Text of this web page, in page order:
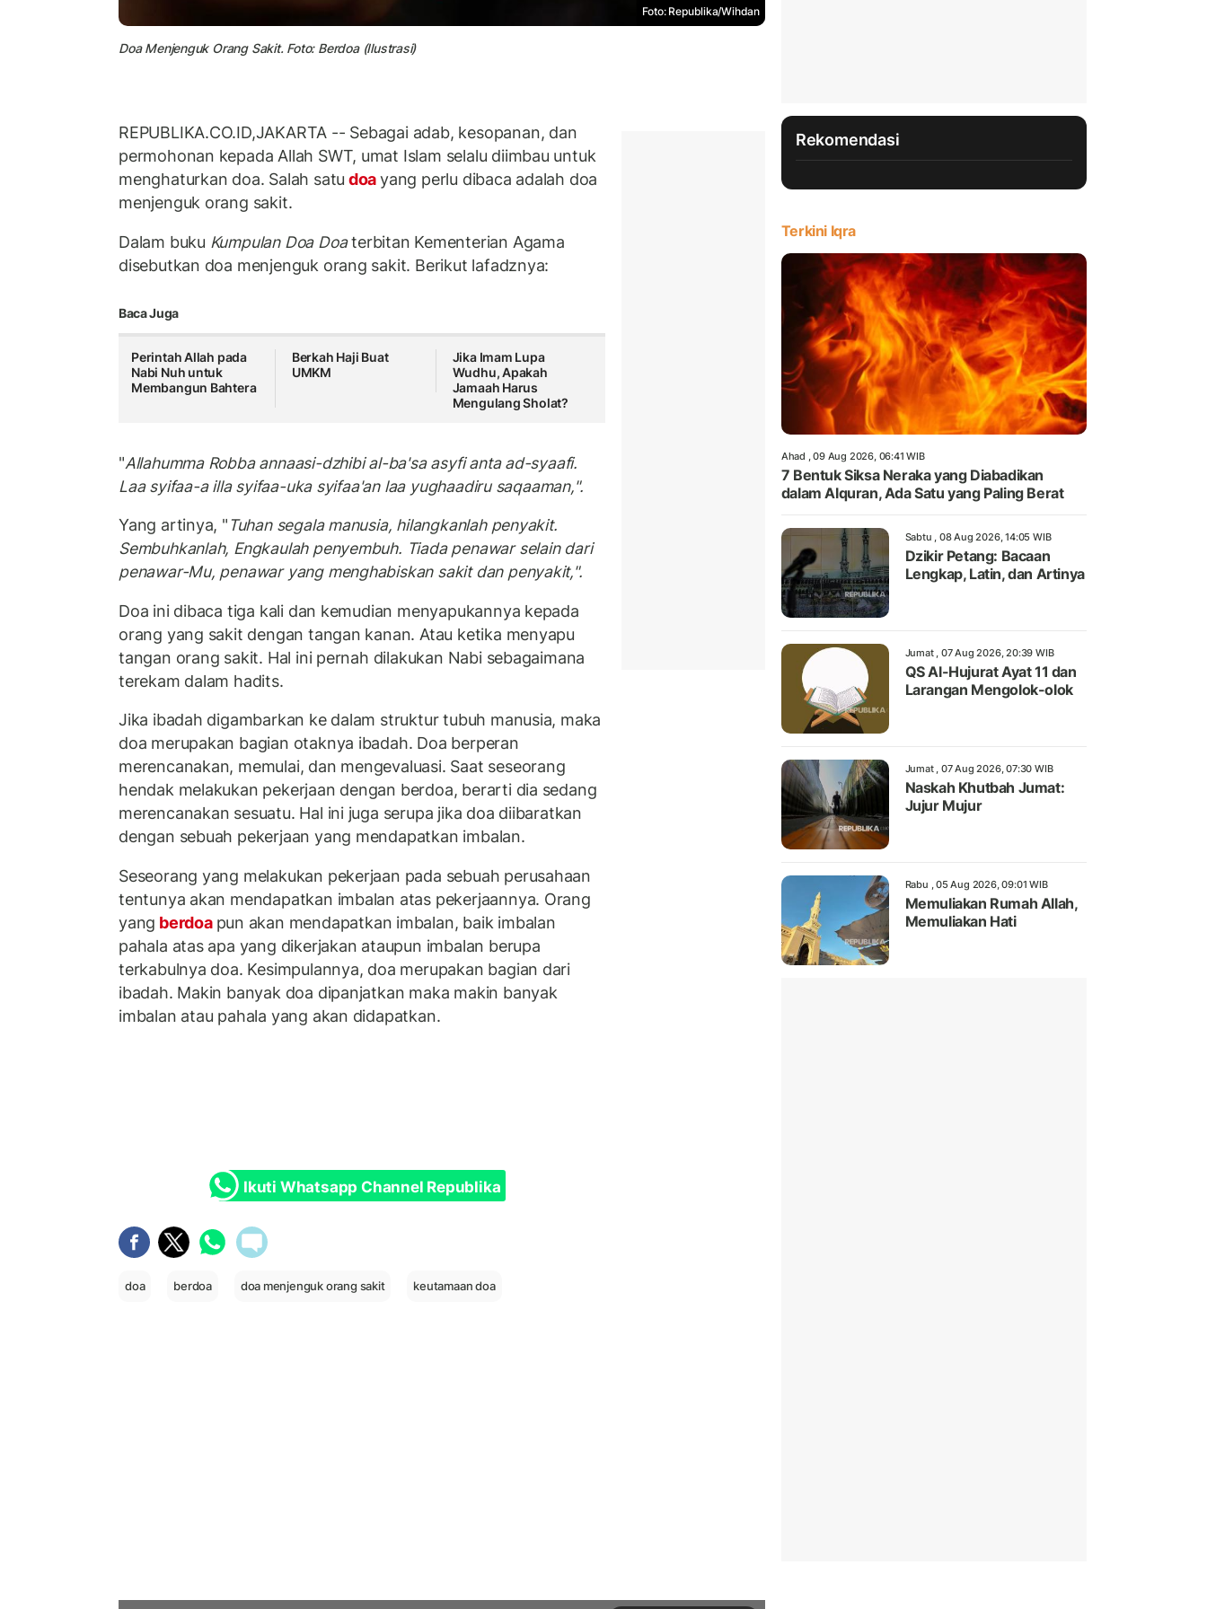
Foto: Republika/Wihdan
Doa Menjenguk Orang Sakit. Foto: Berdoa (Ilustrasi)
REPUBLIKA.CO.ID,JAKARTA -- Sebagai adab, kesopanan, dan
permohonan kepada Allah SWT, umat Islam selalu diimbau untuk
menghaturkan doa. Salah satu doayang perlu dibaca adalah doa
menjenguk orang sakit.
Dalam buku Kumpulan Doa Doaterbitan Kementerian Agama
disebutkan doa menjenguk orang sakit. Berikut lafadznya:
Baca Juga
Perintah Allah pada
Nabi Nuh untuk
Membangun Bahtera
Berkah Haji Buat
UMKM
Jika Imam Lupa
Wudhu, Apakah
Jamaah Harus
Mengulang Sholat?
"Allahumma Robba annaasi-dzhibi al-ba'sa asyfi anta ad-syaafi.
Laa syifaa-a illa syifaa-uka syifaa'an laa yughaadiru saqaaman,".
Yang artinya, "Tuhan segala manusia, hilangkanlah penyakit.
Sembuhkanlah, Engkaulah penyembuh. Tiada penawar selain dari
penawar-Mu, penawar yang menghabiskan sakit dan penyakit,".
Doa ini dibaca tiga kali dan kemudian menyapukannya kepada
orang yang sakit dengan tangan kanan. Atau ketika menyapu
tangan orang sakit. Hal ini pernah dilakukan Nabi sebagaimana
terekam dalam hadits.
Jika ibadah digambarkan ke dalam struktur tubuh manusia, maka
doa merupakan bagian otaknya ibadah. Doa berperan
merencanakan, memulai, dan mengevaluasi. Saat seseorang
hendak melakukan pekerjaan dengan berdoa, berarti dia sedang
merencanakan sesuatu. Hal ini juga serupa jika doa diibaratkan
dengan sebuah pekerjaan yang mendapatkan imbalan.
Seseorang yang melakukan pekerjaan pada sebuah perusahaan
tentunya akan mendapatkan imbalan atas pekerjaannya. Orang
yang berdoa pun akan mendapatkan imbalan, baik imbalan
pahala atas apa yang dikerjakan ataupun imbalan berupa
terkabulnya doa. Kesimpulannya, doa merupakan bagian dari
ibadah. Makin banyak doa dipanjatkan maka makin banyak
imbalan atau pahala yang akan didapatkan.
Ikuti Whatsapp Channel Republika
doa berdoa doa menjenguk orang sakit keutamaan doa
Rekomendasi
Terkini Iqra
Ahad , 09 Aug 2026, 06:41 WIB
7 Bentuk Siksa Neraka yang Diabadikan
dalam Alquran, Ada Satu yang Paling Berat
Sabtu , 08 Aug 2026, 14:05 WIB
Dzikir Petang: Bacaan
Lengkap, Latin, dan Artinya
Jumat , 07 Aug 2026, 20:39 WIB
QS Al-Hujurat Ayat 11 dan
Larangan Mengolok-olok
Jumat , 07 Aug 2026, 07:30 WIB
Naskah Khutbah Jumat:
Jujur Mujur
Rabu , 05 Aug 2026, 09:01 WIB
Memuliakan Rumah Allah,
Memuliakan Hati